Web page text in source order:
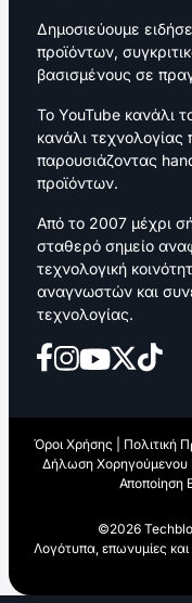
Δημοσιεύουμε
προϊόντων,
βασισμένους σε
Το YouTube κανάλι
κανάλι
παρουσιάζοντας
προϊόντων.
Από το 2007 μέχρι
σταθερό σημείο
τεχνολογική
αναγνωστών και
τεχνολογίας.
Όροι Χρήσης Πολιτική
Δήλωση Χορηγούμενου
Αποποίηση
©2026
Λογότυπα, επωνυμίες